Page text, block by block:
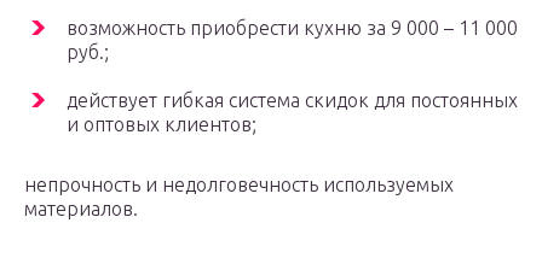
возможность приобрести кухню за 9 000 – 11 000
руб.;
действует гибкая система скидок для постоянных
и оптовых клиентов;
непрочность и недолговечность используемых
материалов.